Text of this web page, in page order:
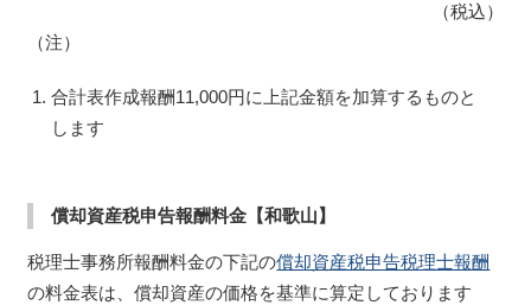
（税込）
（注）
合計表作成報酬11,000円に上記金額を加算するものと
します
償却資産税申告報酬料金【和歌山】
税理士事務所報酬料金の下記の償却資産税申告税理士報酬
の料金表は、償却資産の価格を基準に算定しております